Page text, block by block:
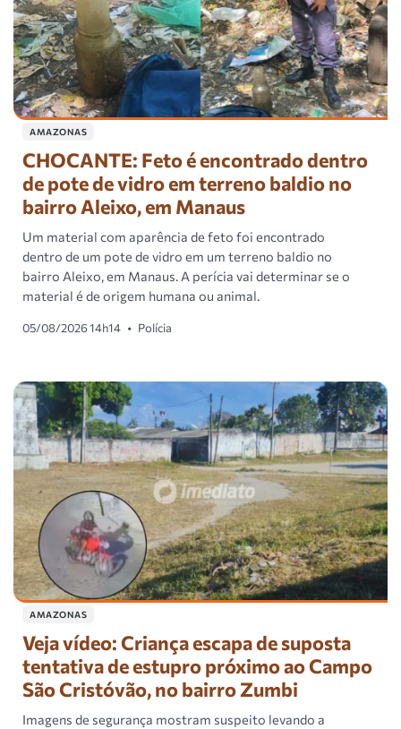
AMAZONAS
CHOCANTE: Feto é encontrado dentro
de pote de vidro em terreno baldio no
bairro Aleixo, em Manaus
Um material com aparência de feto foi encontrado
dentro de um pote de vidro em um terreno baldio no
bairro Aleixo, em Manaus. A perícia vai determinar se o
material é de origem humana ou animal.
05/08/2026 14h14 • Polícia
AMAZONAS
Veja vídeo: Criança escapa de suposta
tentativa de estupro próximo ao Campo
São Cristóvão, no bairro Zumbi
Imagens de segurança mostram suspeito levando a